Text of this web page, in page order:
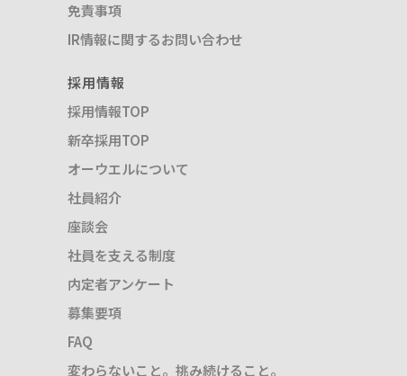
免責事項
IR情報に関するお問い合わせ
採用情報
採用情報TOP
新卒採用TOP
オーウエルについて
社員紹介
座談会
社員を支える制度
内定者アンケート
募集要項
FAQ
変わらないこと。挑み続けること。